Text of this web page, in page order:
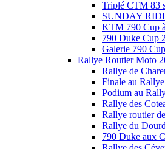
Triplé CTM 83
SUNDAY
KTM 790 Cup
790 Duke Cup
Galerie 790
Rallye Routier Moto
Rallye de
Finale au
Podium au
Rallye des
Rallye routier
Rallye du
790 Duke aux